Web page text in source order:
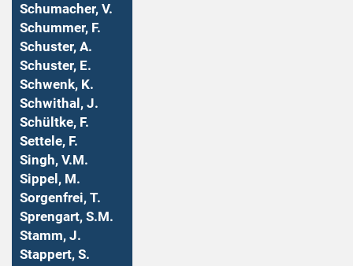
Schumacher, V.
Schummer, F.
Schuster, A.
Schuster, E.
Schwenk, K.
Schwithal, J.
Schültke, F.
Settele, F.
Singh, V.M.
Sippel, M.
Sorgenfrei, T.
Sprengart, S.M.
Stamm, J.
Stappert, S.